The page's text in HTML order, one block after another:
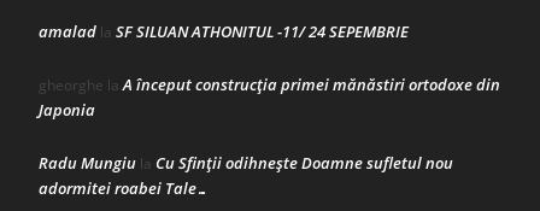
amalad la SF SILUAN ATHONITUL -11/ 24 SEPEMBRIE
gheorghe laA început construcţia primei mănăstiri ortodoxe din
Japonia
Radu Mungiu la Cu Sfinții odihnește Doamne sufletul nou
adormitei roabei Tale…